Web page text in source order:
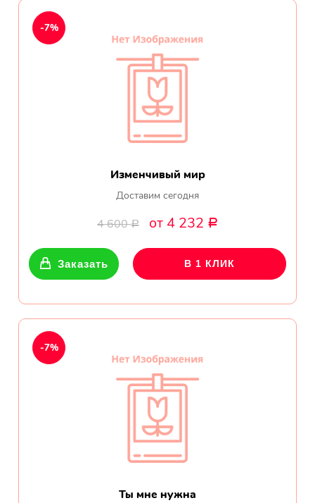
Изменчивый мир
Доставим сегодня
4 600Р от 4 232 Р
-7%
Заказать В 1 КЛИК
Ты мне нужна
-7%